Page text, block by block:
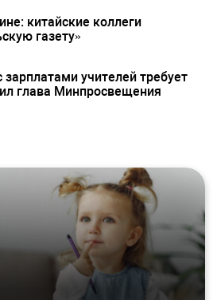
китайские коллеги
газету»
учителей требует
глава Минпросвещения